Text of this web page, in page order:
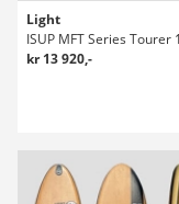
Light
kr 13 920,-